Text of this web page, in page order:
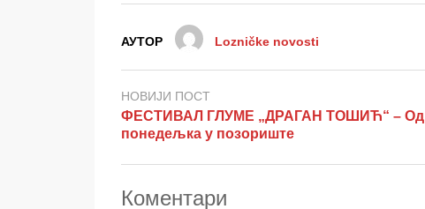
АУТОР Lozničke novosti
НОВИЈИ ПОСТ
ФЕСТИВАЛ ГЛУМЕ „ДРАГАН ТОШИЋ“ – Од
понедељка у позориште
Коментари